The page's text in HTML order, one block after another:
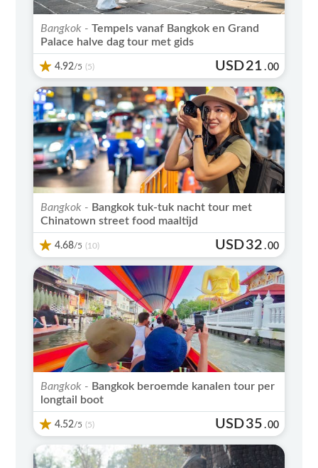
Bangkok - Tempels vanaf Bangkok en Grand
Palace halve dag tour met gids
4.92/5 (5) USD21 .00
Bangkok - Bangkok tuk-tuk nacht tour met
Chinatown street food maaltijd
4.68/5 (10) USD32 .00
Bangkok - Bangkok beroemde kanalen tour per
longtail boot
4.52/5 (5) USD35 .00